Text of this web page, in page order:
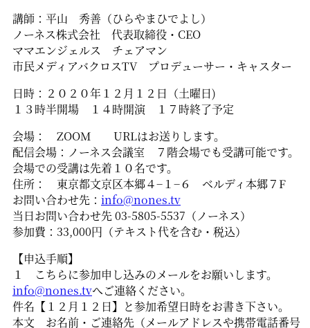
講師：平山 秀善（ひらやまひでよし）
ノーネス株式会社 代表取締役・CEO
ママエンジェルス チェアマン
市民メディアバクロスTV プロデューサー・キャスター
日時：２０２０年１２月１２日（土曜日)
１３時半開場 １４時開演 １７時終了予定
会場： ZOOM URLはお送りします。
配信会場：ノーネス会議室 ７階会場でも受講可能です。
会場での受講は先着１０名です。
住所： 東京都文京区本郷４−１−６ ベルディ本郷７F
お問い合わせ先： info@nones.tv
当日お問い合わせ先 03-5805-5537（ノーネス）
参加費：33,000円（テキスト代を含む・税込）
【申込手順】
１ こちらに参加申し込みのメールをお願いします。
info@nones.tvへご連絡ください。
件名【１２月１２日】と参加希望日時をお書き下さい。
本文 お名前・ご連絡先（メールアドレスや携帯電話番号